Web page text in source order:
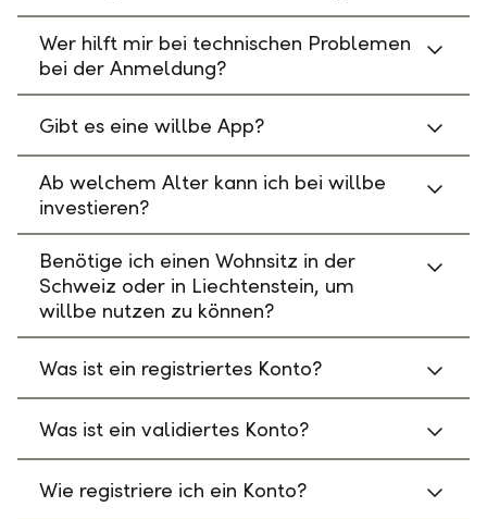
Wer hilft mir bei technischen Problemen
bei der Anmeldung?
Gibt es eine willbe App?
Ab welchem Alter kann ich bei willbe
investieren?
Benötige ich einen Wohnsitz in der
Schweiz oder in Liechtenstein, um
willbe nutzen zu können?
Was ist ein registriertes Konto?
Was ist ein validiertes Konto?
Wie registriere ich ein Konto?